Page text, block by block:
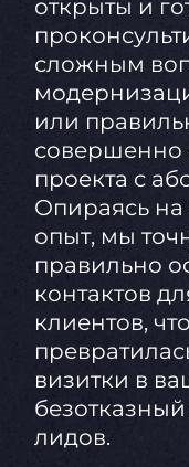
открыты и
сложным
или
совершенно
проекта с
Опираясь
опыт, мы
правильно
контактов
клиентов,
визитки в
лидов.